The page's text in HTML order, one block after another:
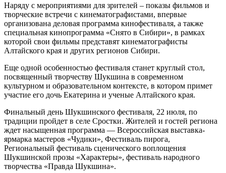
Наряду с мероприятиями для зрителей – показы фильмов и
творческие встречи с кинематографистами, впервые
организована деловая программа кинофестиваля, а также
специальная кинопрограмма «Снято в Сибири», в рамках
которой свои фильмы представят кинематографисты
Алтайского края и других регионов Сибири.
Еще одной особенностью фестиваля станет круглый стол,
посвященный творчеству Шукшина в современном
культурном и образовательном контексте, в котором примет
участие его дочь Екатерина и ученые Алтайского края.
Финальный день Шукшинского фестиваля, 22 июля, по
традиции пройдет в селе Сростки. Жителей и гостей региона
ждет насыщенная программа — Всероссийская выставка-
ярмарка мастеров «Чудики», Фестиваль пирога,
Региональный фестиваль сценического воплощения
Шукшинской прозы «Характеры», фестиваль народного
творчества «Правда Шукшина».